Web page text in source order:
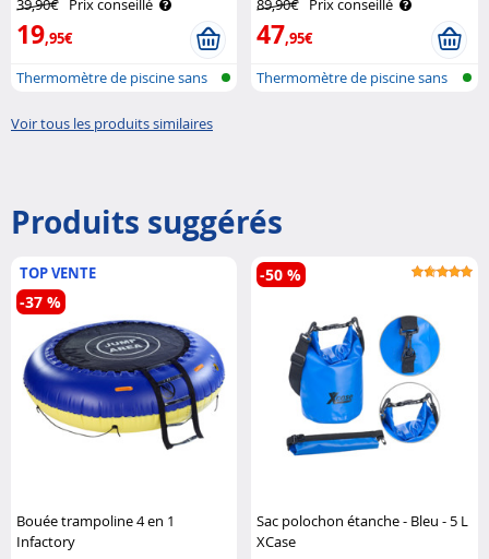
Infactory
39,90€ Prix conseillé
19,95€
Thermomètre de piscine sans
89,90€ Prix conseillé
47,95€
Thermomètre de piscine sans
Voir tous les produits similaires
Produits suggérés
TOP VENTE
Bouée trampoline 4 en 1
Infactory
-37 %
Sac polochon étanche - Bleu - 5 L
XCase
-50 %